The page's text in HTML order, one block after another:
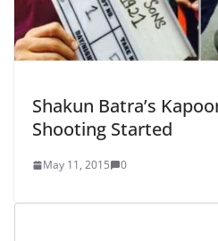
Shakun Batra’s
Shooting Started
May 11, 2015 0